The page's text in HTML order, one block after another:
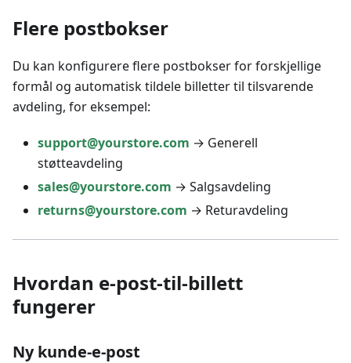
Flere postbokser
Du kan konfigurere flere postbokser for forskjellige
formål og automatisk tildele billetter til tilsvarende
avdeling, for eksempel:
support@yourstore.com → Generell
støtteavdeling
sales@yourstore.com → Salgsavdeling
returns@yourstore.com → Returavdeling
Hvordan e-post-til-billett
fungerer
Ny kunde-e-post